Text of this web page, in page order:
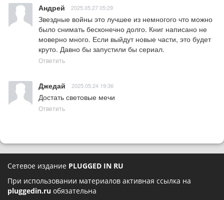
Андрей 2025.05.27 05:29
Звездные войны это лучшее из немногого что можно
было снимать бесконечно долго. Книг написано не
моверно много. Если выйдут новые части, это будет
круто. Давно бы запустили бы сериал.
Ответить
Джедай 2025.05.24 19:36
Достать световые мечи
Ответить
Сетевое издание PLUGGED IN RU
При использовании материалов активная ссылка на
pluggedin.ru обязательна